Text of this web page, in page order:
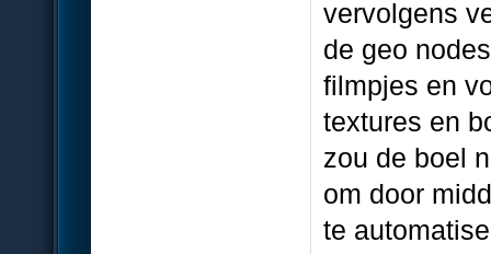
vervolgens
de geo
filmpjes en
textures en
zou de boel
om door
te